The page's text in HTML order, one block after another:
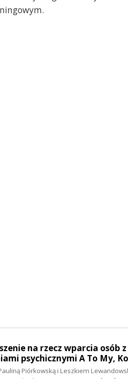
na rzecz wparcia osób
psychicznymi A To My,
Piórkowską i Leszkiem